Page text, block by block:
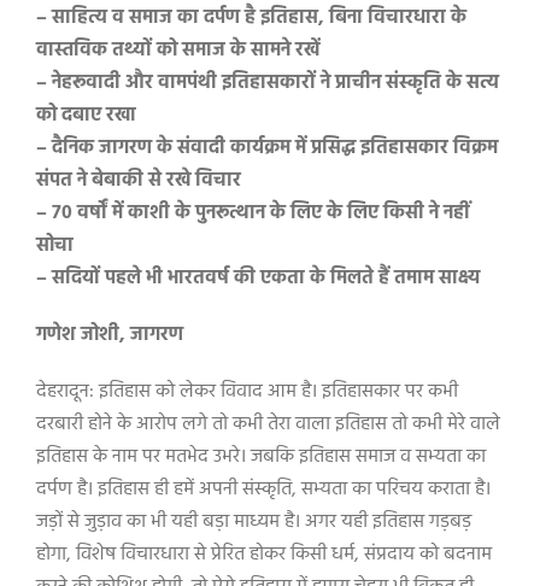
– साहित्य व समाज का दर्पण है इतिहास, बिना विचारधारा के
वास्तविक तथ्यों को समाज के सामने रखें
– नेहरूवादी और वामपंथी इतिहासकारों ने प्राचीन संस्कृति के सत्य
को दबाए रखा
– दैनिक जागरण के संवादी कार्यक्रम में प्रसिद्ध इतिहासकार विक्रम
संपत ने बेबाकी से रखे विचार
– 70 वर्षों में काशी के पुनरूत्थान के लिए के लिए किसी ने नहीं
सोचा
– सदियों पहले भी भारतवर्ष की एकता के मिलते हैं तमाम साक्ष्य
गणेश जोशी, जागरण
देहरादून: इतिहास को लेकर विवाद आम है। इतिहासकार पर कभी
दरबारी होने के आरोप लगे तो कभी तेरा वाला इतिहास तो कभी मेरे वाले
इतिहास के नाम पर मतभेद उभरे। जबकि इतिहास समाज व सभ्यता का
दर्पण है। इतिहास ही हमें अपनी संस्कृति, सभ्यता का परिचय कराता है।
जड़ों से जुड़ाव का भी यही बड़ा माध्यम है। अगर यही इतिहास गड़बड़
होगा, विशेष विचारधारा से प्रेरित होकर किसी धर्म, संप्रदाय को बदनाम